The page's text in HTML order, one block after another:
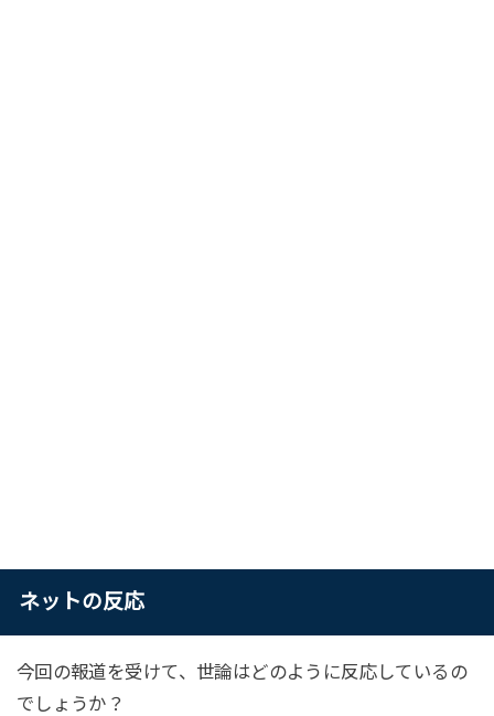
ネットの反応
今回の報道を受けて、世論はどのように反応しているの
でしょうか？